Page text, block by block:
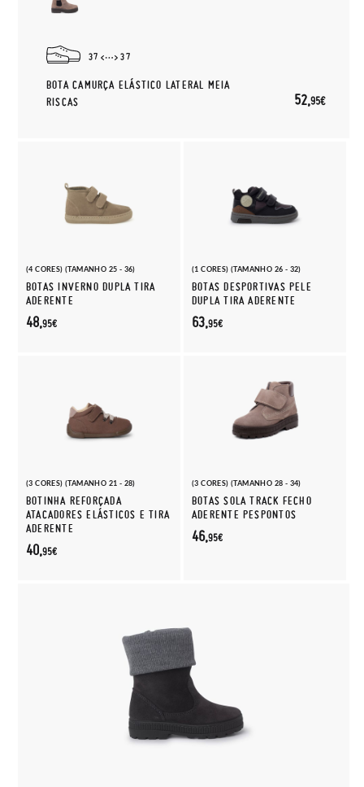
37 37
BOTA CAMURÇA ELÁSTICO LATERAL MEIA
RISCAS
52,95€
(4 CORES) (TAMANHO 25 - 36)
BOTAS INVERNO DUPLA TIRA
ADERENTE
48,95€
(1 CORES) (TAMANHO 26 - 32)
BOTAS DESPORTIVAS PELE
DUPLA TIRA ADERENTE
63,95€
(3 CORES) (TAMANHO 21 - 28)
BOTINHA REFORÇADA
ATACADORES ELÁSTICOS E TIRA
ADERENTE
40,95€
(3 CORES) (TAMANHO 28 - 34)
BOTAS SOLA TRACK FECHO
ADERENTE PESPONTOS
46,95€